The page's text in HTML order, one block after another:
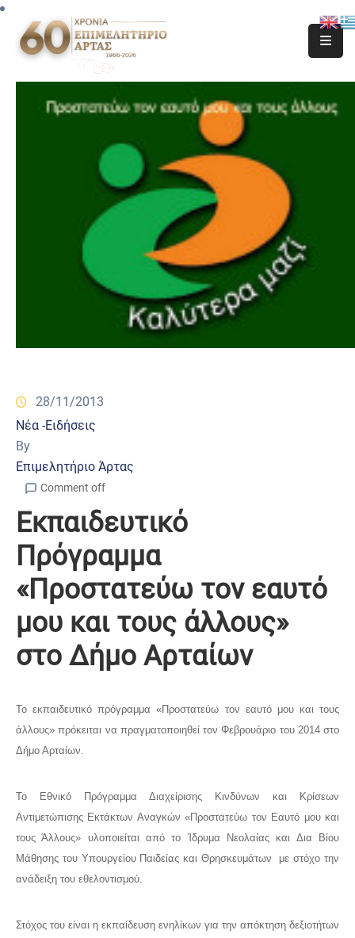
28/11/2013
Νέα -Ειδήσεις
By
Επιμελητήριο Άρτας
Comment off
Εκπαιδευτικό
Πρόγραμμα
«Προστατεύω τον εαυτό
μου και τους άλλους»
στο Δήμο Αρταίων
Το εκπαιδευτικό πρόγραμμα «Προστατεύω τον εαυτό μου και τους
άλλους» πρόκειται να πραγματοποιηθεί τον Φεβρουάριο του 2014 στο
Δήμο Αρταίων.
Το Εθνικό Πρόγραμμα Διαχείρισης Κινδύνων και Κρίσεων
Αντιμετώπισης Εκτάκτων Αναγκών «Προστατεύω τον Εαυτό μου και
τους Άλλους» υλοποιείται από το Ίδρυμα Νεολαίας και Δια Βίου
Μάθησης του Υπουργείου Παιδείας και Θρησκευμάτων με στόχο την
ανάδειξη του εθελοντισμού.
Στόχος του είναι η εκπαίδευση ενηλίκων για την απόκτηση δεξιοτήτων